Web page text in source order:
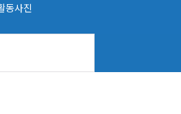
안전맵핑
동사진